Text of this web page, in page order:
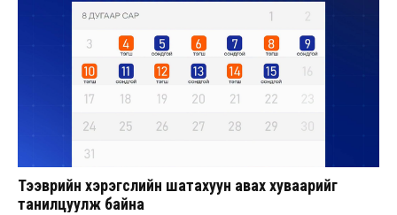
Тээврийн хэрэгслийн шатахуун авах хуваарийг
танилцуулж байна